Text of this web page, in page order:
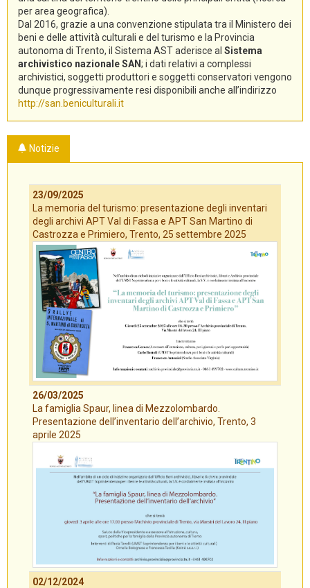
per area geografica).
Dal 2016, grazie a una convenzione stipulata tra il Ministero dei
beni e delle attività culturali e del turismo e la Provincia
autonoma di Trento, il Sistema AST aderisce al Sistema
archivistico nazionale SAN; i dati relativi a complessi
archivistici, soggetti produttori e soggetti conservatori vengono
dunque progressivamente resi disponibili anche all’indirizzo
http://san.beniculturali.it
Notizie
23/09/2025
La memoria del turismo: presentazione degli inventari
degli archivi APT Val di Fassa e APT San Martino di
Castrozza e Primiero, Trento, 25 settembre 2025
26/03/2025
La famiglia Spaur, linea di Mezzolombardo.
Presentazione dell’inventario dell’archivio, Trento, 3
aprile 2025
02/12/2024